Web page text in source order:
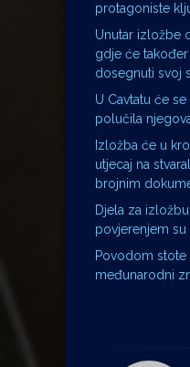
protagoniste
Unutar izložbe
gdje će
dosegnuti svoj
U Cavtatu će
polučila
Izložba će u
utjecaj na
brojnim
Djela za
povjerenjem
Povodom stote
međunarodni